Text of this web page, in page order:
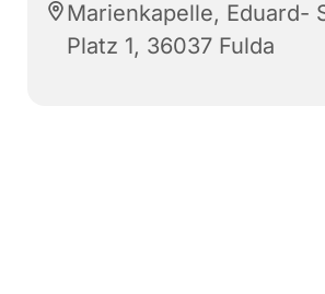
Marienkapelle, Eduard-
Platz 1, 36037 Fulda